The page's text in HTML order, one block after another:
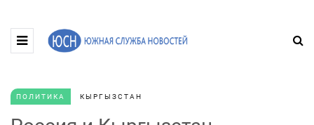
ПОЛИТИКА КЫРГЫЗСТАН